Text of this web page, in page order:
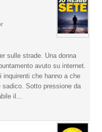
sulle strade. Una donna
avuto su internet.
inquirenti che hanno a che
Sotto pressione da
il...